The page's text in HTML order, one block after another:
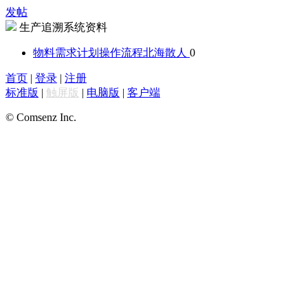
发帖
生产追溯系统资料
物料需求计划操作流程北海散人 0
首页 | 登录 | 注册
标准版 | 触屏版 | 电脑版 | 客户端
© Comsenz Inc.